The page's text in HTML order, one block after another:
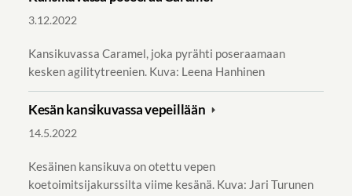
3.12.2022
Kansikuvassa Caramel, joka pyrähti poseraamaan
kesken agilitytreenien. Kuva: Leena Hanhinen
Kesän kansikuvassa vepeillään
14.5.2022
Kesäinen kansikuva on otettu vepen
koetoimitsijakurssilta viime kesänä. Kuva: Jari Turunen